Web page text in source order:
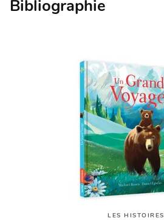
Bibliographie
LES HISTOIRES